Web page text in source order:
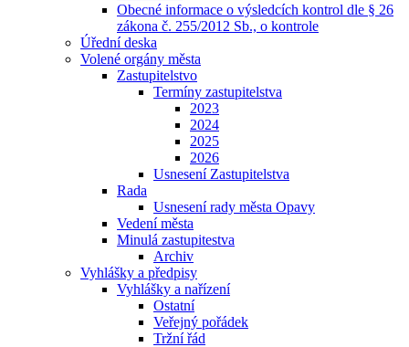
Obecné informace o výsledcích kontrol dle § 26
zákona č. 255/2012 Sb., o kontrole
Úřední deska
Volené orgány města
Zastupitelstvo
Termíny zastupitelstva
2023
2024
2025
2026
Usnesení Zastupitelstva
Rada
Usnesení rady města Opavy
Vedení města
Minulá zastupitestva
Archiv
Vyhlášky a předpisy
Vyhlášky a nařízení
Ostatní
Veřejný pořádek
Tržní řád